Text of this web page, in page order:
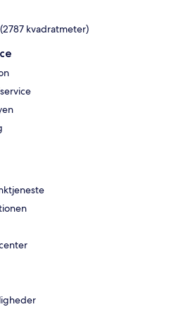
kvadratmeter)